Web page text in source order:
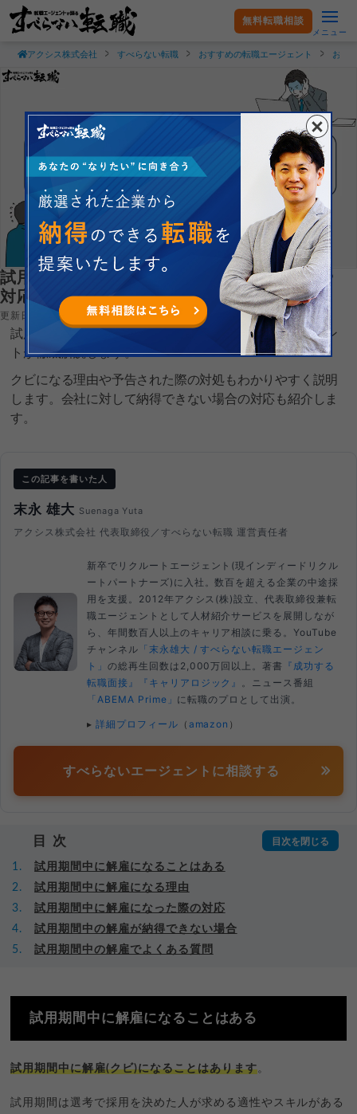
無料転職相談
メニュー
アクシス株式会社 すべらない転職 おすすめの転職エージェント おす
試用期間中に解雇される？クビになる理由や
対応について徹底解説
更新日：2026.04.21
試用期間中に解雇されるのかについて現役転職エージェン
トが徹底解説します。
クビになる理由や予告された際の対処もわかりやすく説明
します。会社に対して納得できない場合の対応も紹介しま
す。
この記事を書いた人
末永 雄大 Suenaga Yuta
アクシス株式会社 代表取締役／すべらない転職 運営責任者
新卒でリクルートエージェント(現インディードリクル
ートパートナーズ)に入社。数百を超える企業の中途採
用を支援。2012年アクシス(株)設立、代表取締役兼転
職エージェントとして人材紹介サービスを展開しなが
ら、年間数百人以上のキャリア相談に乗る。YouTube
チャンネル 「末永雄大 / すべらない転職エージェン
ト」 の総再生回数は2,000万回以上。著書 『成功する
転職面接』
『キャリアロジック』
。ニュース番組
「ABEMA Prime」 に転職のプロとして出演。
▸ 詳細プロフィール （ amazon ）
すべらないエージェントに相談する
目次
試用期間中に解雇になることはある
試用期間中に解雇になる理由
試用期間中に解雇になった際の対応
試用期間中の解雇が納得できない場合
試用期間中の解雇でよくある質問
試用期間中に解雇になることはある
試用期間中に解雇(クビ)になることはあります。
試用期間は選考で採用を決めた人が求める適性やスキルがある